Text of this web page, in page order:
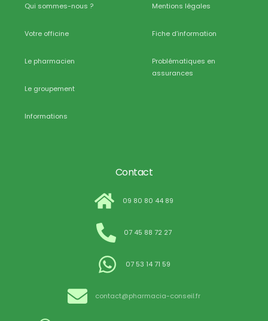
Qui sommes-nous ?
Votre officine
Le pharmacien
Le groupement
Informations
Mentions légales
Fiche d’information
Problématiques en
assurances
Contact
09 80 80 44 89
07 45 88 72 27
07 53 14 71 59
contact@pharmacia-conseil.fr